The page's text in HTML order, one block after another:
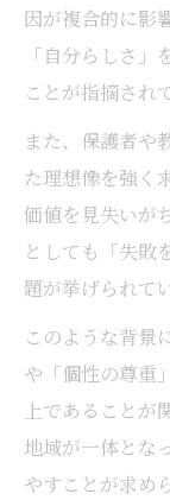
求め
家庭で育
親子
家庭で
毎日
自信
岐阜県の
由
岐阜県
因が複合的に影
「自分らしさ
ことが指摘され
また、保護者や
た理想像を強く
価値を見失いが
としても「失敗
題が挙げられて
このような背景
や「個性の尊重
上であることが
地域が一体とな
やすことが求め